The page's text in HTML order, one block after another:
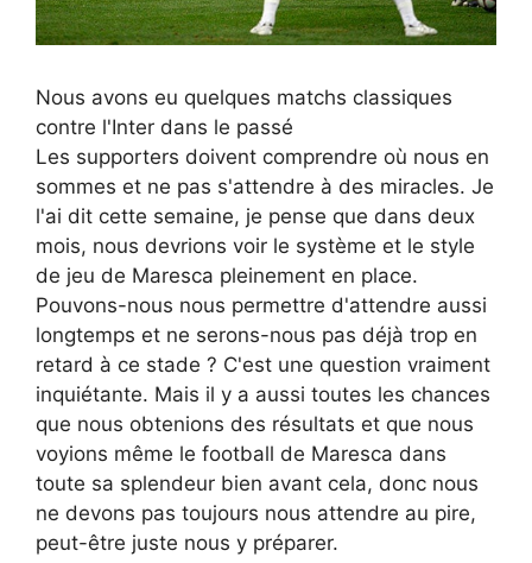
Nous avons eu quelques matchs classiques
contre l'Inter dans le passé
Les supporters doivent comprendre où nous en
sommes et ne pas s'attendre à des miracles. Je
l'ai dit cette semaine, je pense que dans deux
mois, nous devrions voir le système et le style
de jeu de Maresca pleinement en place.
Pouvons-nous nous permettre d'attendre aussi
longtemps et ne serons-nous pas déjà trop en
retard à ce stade ? C'est une question vraiment
inquiétante. Mais il y a aussi toutes les chances
que nous obtenions des résultats et que nous
voyions même le football de Maresca dans
toute sa splendeur bien avant cela, donc nous
ne devons pas toujours nous attendre au pire,
peut-être juste nous y préparer.